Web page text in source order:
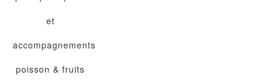
et
accompagnements
poisson & fruits